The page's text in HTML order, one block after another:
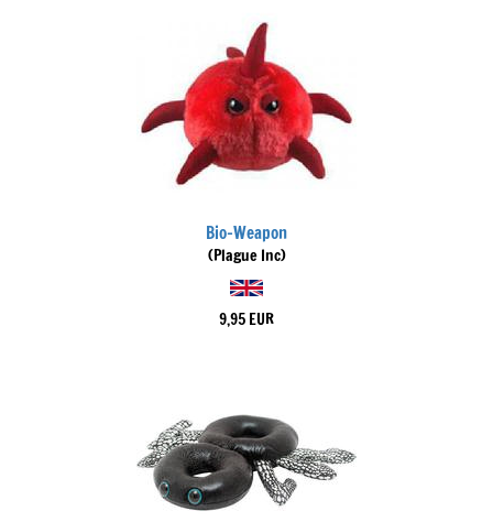
Bio-Weapon
(Plague Inc)
9,95 EUR